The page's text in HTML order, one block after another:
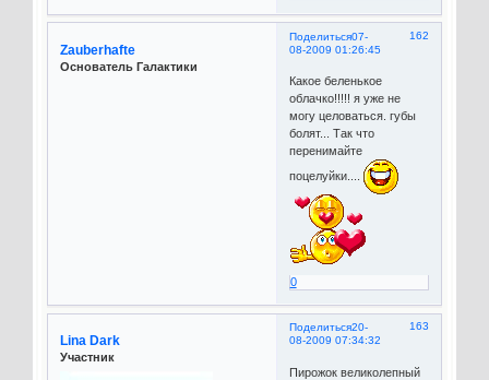
Поделиться 162
07-
08-2009 01:26:45
Zauberhafte
Основатель Галактики
Какое беленькое
облачко!!!!! я уже не
могу целоваться. губы
болят... Так что
перенимайте
поцелуйки....
0
Поделиться 163
20-
08-2009 07:34:32
Lina Dark
Участник
Пирожок великолепный